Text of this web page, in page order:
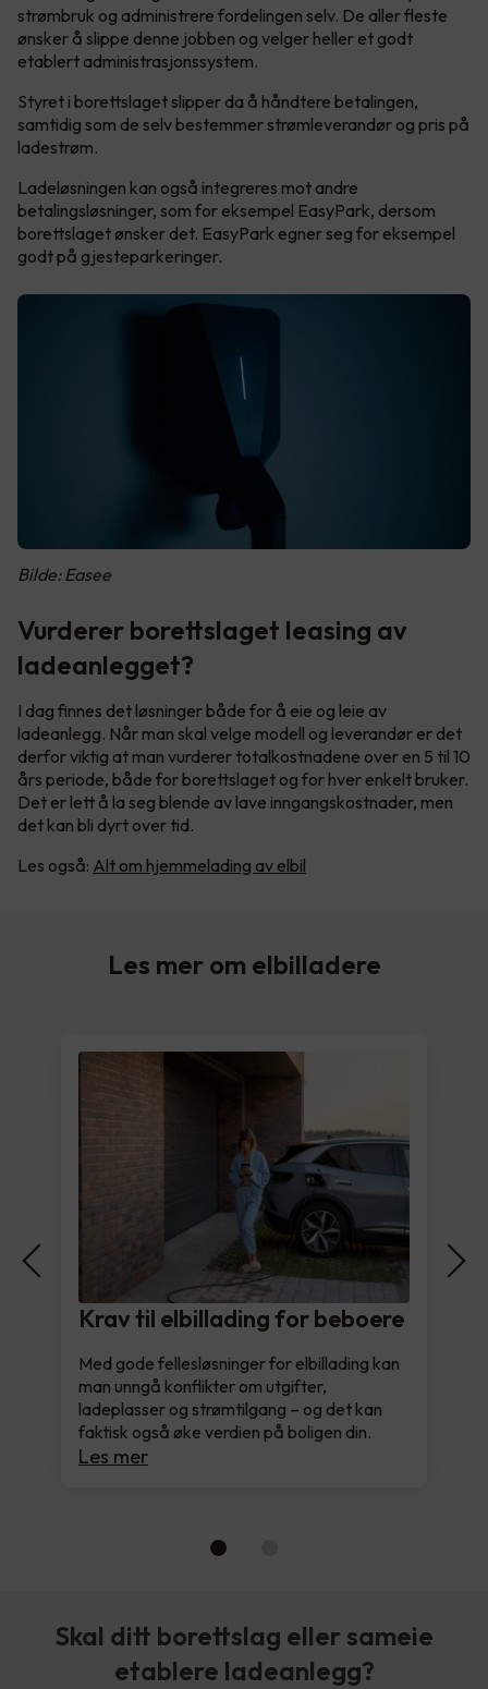
strømbruk og administrere fordelingen selv. De aller fleste
ønsker å slippe denne jobben og velger heller et godt
etablert administrasjonssystem.
Styret i borettslaget slipper da å håndtere betalingen,
samtidig som de selv bestemmer strømleverandør og pris på
ladestrøm.
Ladeløsningen kan også integreres mot andre
betalingsløsninger, som for eksempel EasyPark, dersom
borettslaget ønsker det. EasyPark egner seg for eksempel
godt på gjesteparkeringer.
Bilde: Easee
Vurderer borettslaget leasing av
ladeanlegget?
I dag finnes det løsninger både for å eie og leie av
ladeanlegg. Når man skal velge modell og leverandør er det
derfor viktig at man vurderer totalkostnadene over en 5 til 10
års periode, både for borettslaget og for hver enkelt bruker.
Det er lett å la seg blende av lave inngangskostnader, men
det kan bli dyrt over tid.
Les også: Alt om hjemmelading av elbil
Les mer om elbilladere
Krav til elbillading for beboere
Med gode fellesløsninger for elbillading kan
man unngå konflikter om utgifter,
ladeplasser og strømtilgang – og det kan
faktisk også øke verdien på boligen din.
Les mer
Skal ditt borettslag eller sameie
etablere ladeanlegg?